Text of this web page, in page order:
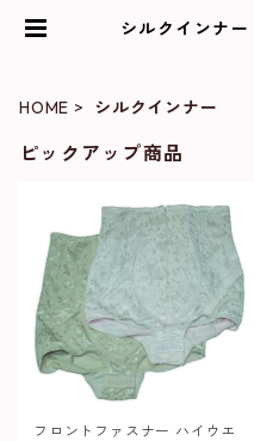
シルクインナ
HOME シルクインナー
ピックアップ商品
フロントファスナー ハイウエ